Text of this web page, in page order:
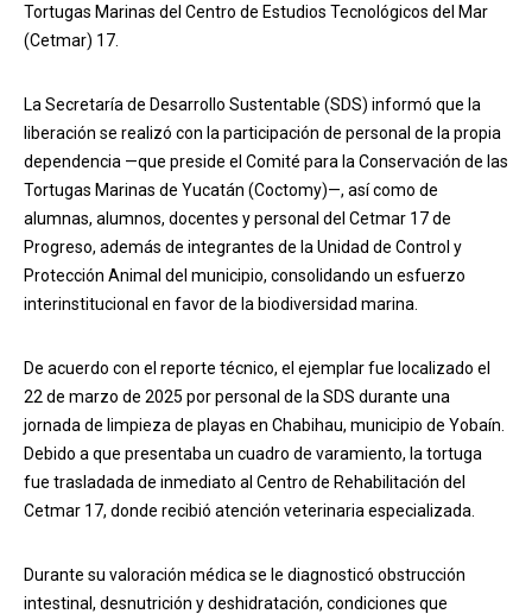
Tortugas Marinas del Centro de Estudios Tecnológicos del Mar
(Cetmar) 17.
La Secretaría de Desarrollo Sustentable (SDS) informó que la
liberación se realizó con la participación de personal de la propia
dependencia —que preside el Comité para la Conservación de las
Tortugas Marinas de Yucatán (Coctomy)—, así como de
alumnas, alumnos, docentes y personal del Cetmar 17 de
Progreso, además de integrantes de la Unidad de Control y
Protección Animal del municipio, consolidando un esfuerzo
interinstitucional en favor de la biodiversidad marina.
De acuerdo con el reporte técnico, el ejemplar fue localizado el
22 de marzo de 2025 por personal de la SDS durante una
jornada de limpieza de playas en Chabihau, municipio de Yobaín.
Debido a que presentaba un cuadro de varamiento, la tortuga
fue trasladada de inmediato al Centro de Rehabilitación del
Cetmar 17, donde recibió atención veterinaria especializada.
Durante su valoración médica se le diagnosticó obstrucción
intestinal, desnutrición y deshidratación, condiciones que